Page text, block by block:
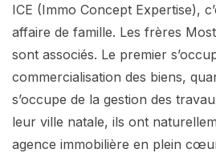
ICE (Immo Concept Expertise),
affaire de famille. Les frères
sont associés. Le premier
commercialisation des biens,
s’occupe de la gestion des
leur ville natale, ils ont
agence immobilière en plein